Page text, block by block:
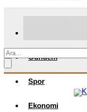
Gündem
Spor
Ekonomi